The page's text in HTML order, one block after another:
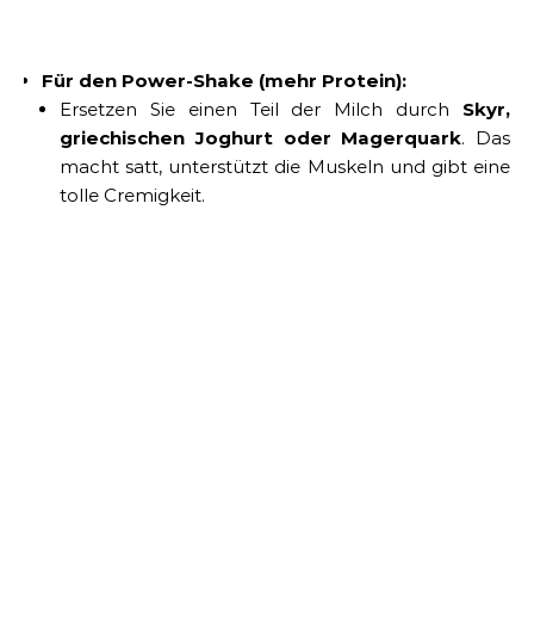
Für den Power-Shake (mehr Protein):
Ersetzen Sie einen Teil der Milch durch Skyr,
griechischen Joghurt oder Magerquark. Das
macht satt, unterstützt die Muskeln und gibt eine
tolle Cremigkeit.